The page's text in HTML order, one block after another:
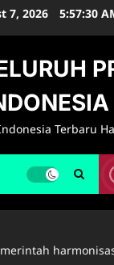
7, 2026 5:57:31
Terbaru